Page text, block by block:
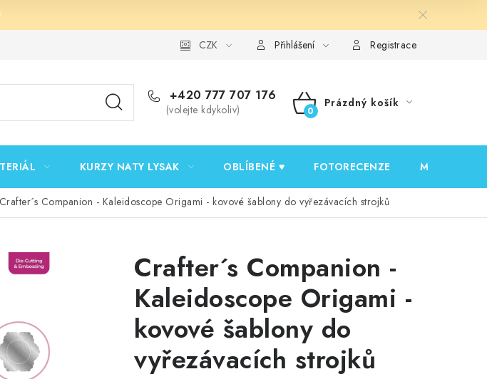
Podmínky ochrany osobních údajů Ověřování recenzí
CZK Přihlášení Registrace
+420 777 707 176
(volejte kdykoliv)
NÁKUPNÍ
Prázdný košík
KURZY NATY LYSAK OBLÍBENÉ ♥️ FOTORECENZE MOJE
Crafter´s Companion - Kaleidoscope Origami - kovové šablony do vyřezávacích strojků
Crafter´s Companion -
Kaleidoscope Origami -
kovové šablony do
vyřezávacích strojků